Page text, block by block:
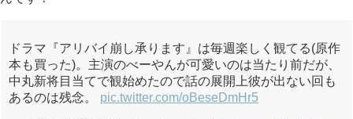
ドラマ『アリバイ崩し承ります』は毎週楽しく観てる(原作
本も買った)。主演のべーやんが可愛いのは当たり前だが、
中丸新将目当てで観始めたので話の展開上彼が出ない回も
あるのは残念。 pic.twitter.com/oBeseDmHr5